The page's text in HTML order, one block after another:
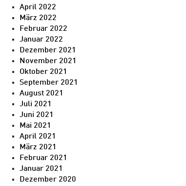
April 2022
März 2022
Februar 2022
Januar 2022
Dezember 2021
November 2021
Oktober 2021
September 2021
August 2021
Juli 2021
Juni 2021
Mai 2021
April 2021
März 2021
Februar 2021
Januar 2021
Dezember 2020